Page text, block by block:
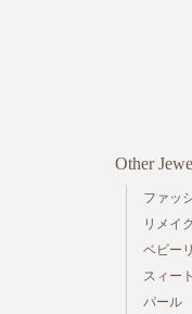
Other
ファッ
リメイク
ベビー
スィー
パール